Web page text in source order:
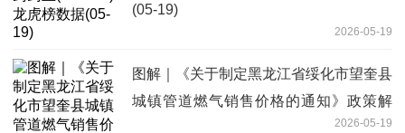
(05-19)
2026-05-19
图解｜《关于制定黑龙江省绥化市望奎县
城镇管道燃气销售价格的通知》政策解
2026-05-19